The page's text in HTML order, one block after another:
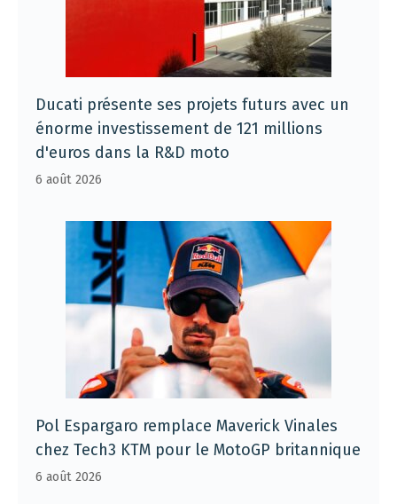
Ducati présente ses projets futurs avec un
énorme investissement de 121 millions
d'euros dans la R&D moto
6 août 2026
Pol Espargaro remplace Maverick Vinales
chez Tech3 KTM pour le MotoGP britannique
6 août 2026